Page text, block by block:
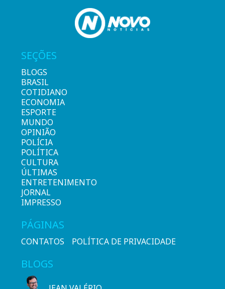
SEÇÕES
BLOGS
BRASIL
COTIDIANO
ECONOMIA
ESPORTE
MUNDO
OPINIÃO
POLÍCIA
POLÍTICA
CULTURA
ÚLTIMAS
ENTRETENIMENTO
JORNAL
IMPRESSO
PÁGINAS
CONTATOS POLÍTICA DE PRIVACIDADE
BLOGS